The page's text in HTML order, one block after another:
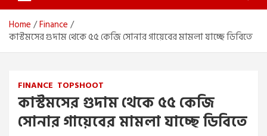
Home Finance
কাস্টমসের গুদাম থেকে ৫৫ কেজি সোনার গায়েবের মামলা যাচ্ছে ডিবিতে
FINANCE TOPSHOOT
কাস্টমসের গুদাম থেকে ৫৫ কেজি
সোনার গায়েবের মামলা যাচ্ছে ডিবিতে